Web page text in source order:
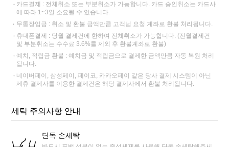
카드결제 : 전체취소 또는 부분취소가 가능합니다. 카드 승인취소는 카드사
에 따라 1~3일 소요될 수 있습니다.
무통장입금 : 취소 및 환불 금액만큼 고객님 요청 계좌로 환불 처리됩니다.
휴대폰결제 : 당월 결제건에 한하여 전체취소가 가능합니다. (전월결제건
및 부분취소는 수수료 3.6%를 제외 후 환불계좌로 환불)
예치, 적립금 환불 : 예치금 및 적립금으로 결제한 금액만큼 자동 복원 처리
됩니다.
네이버페이, 삼성페이, 페이코, 카카오페이 같은 당사 결제 시스템이 아닌
제휴 결제사를 이용한 결제건은 해당 결제사에서 환불 처리됩니다.
세탁 주의사항 안내
단독 손세탁